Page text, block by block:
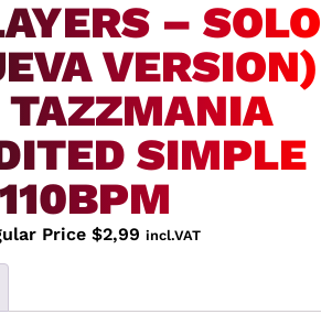
– SOLO
VERSION)
SIMPLE
110BPM
Price $2,99 incl.VAT